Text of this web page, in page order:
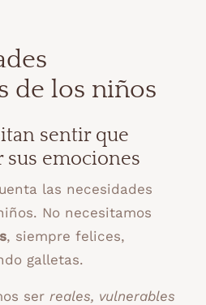
de los niños
sentir que
sus emociones
las necesidades
No necesitamos
, siempre felices,
galletas.
ser reales, vulnerables